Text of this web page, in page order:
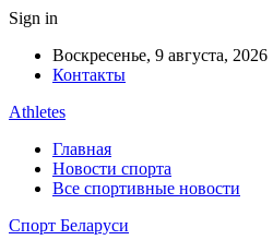
Sign in
Воскресенье, 9 августа, 2026
Контакты
Athletes
Главная
Новости спорта
Все спортивные новости
Спорт Беларуси